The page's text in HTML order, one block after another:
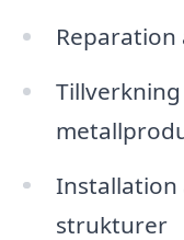
Installation
strukturer